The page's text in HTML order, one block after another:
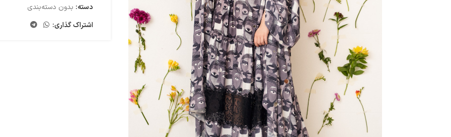
دسته: بدون دسته‌بندی
اشتراک گذاری: